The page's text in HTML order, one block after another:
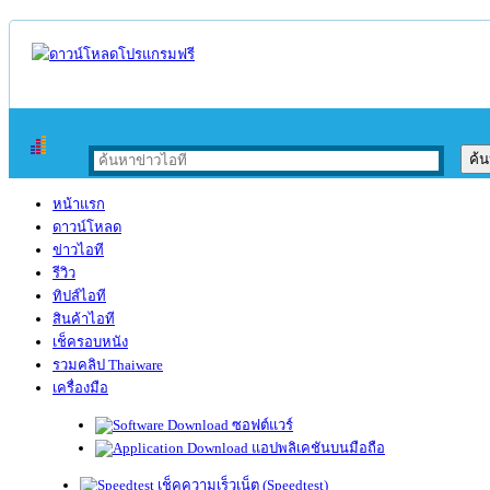
หน้าแรก
ดาวน์โหลด
ข่าวไอที
รีวิว
ทิปส์ไอที
สินค้าไอที
เช็ครอบหนัง
รวมคลิป Thaiware
เครื่องมือ
ซอฟต์แวร์
แอปพลิเคชันบนมือถือ
เช็คความเร็วเน็ต (Speedtest)